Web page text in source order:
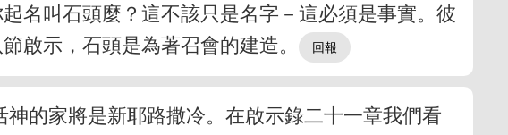
名叫石頭麼？這不該只是名字－這必須是事實。彼
啟示，石頭是為著召會的建造。
的家將是新耶路撒冷。在啟示錄二十一章我們看